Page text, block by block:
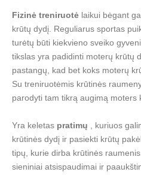
Fizinė treniruotė laikui bėgant
krūtų dydį. Reguliarus sportas
turėtų būti kiekvieno sveiko
tikslas yra padidinti moterų krūtų
pastangų, kad bet koks moterų
Su treniruotėmis krūtinės
parodyti tam tikrą augimą moters
Yra keletas pratimų , kuriuos
krūtinės dydį ir pasiekti krūtų
tipų, kurie dirba krūtinės
sieniniai atsispaudimai ir